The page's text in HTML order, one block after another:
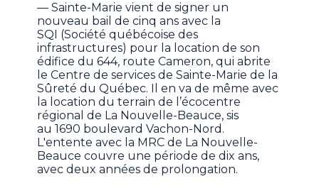
— Sainte-Marie vient de signer un
nouveau bail de cinq ans avec la
SQI (Société québécoise des
infrastructures) pour la location de son
édifice du 644, route Cameron, qui abrite
le Centre de services de Sainte-Marie de la
Sûreté du Québec. Il en va de même avec
la location du terrain de l’écocentre
régional de La Nouvelle-Beauce, sis
au 1690 boulevard Vachon-Nord.
L'entente avec la MRC de La Nouvelle-
Beauce couvre une période de dix ans,
avec deux années de prolongation.